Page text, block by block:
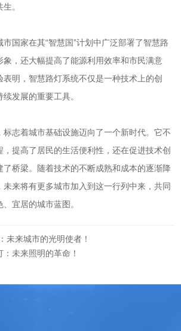
。
国家在其“智慧国”计划中广泛部署了智慧路
象，还大幅提高了能源利用效率和市民满意
表明，智慧路灯系统不仅是一种技术上的创
发展的重要工具。
标志着城市基础设施迈向了一个新时代。它不
提高了居民的生活便利性，还在促进技术创
了桥梁。随着技术的不断成熟和成本的逐渐降
来将有更多城市加入到这一行列中来，共同
宜居的城市蓝图。
未来城市的光明使者！
未来照明的革命！